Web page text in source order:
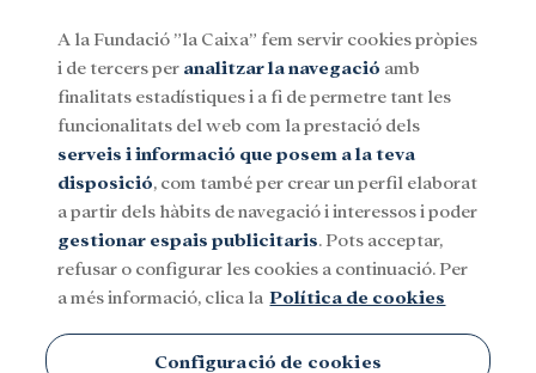
Menu
SocialInvestigació i bequesCultura
A la Fundació ”la Caixa” fem servir cookies pròpies
i de tercers per analitzar la navegació amb
finalitats estadístiques i a fi de permetre tant les
funcionalitats del web com la prestació dels
serveis i informació que posem a la teva
disposició, com també per crear un perfil elaborat
a partir dels hàbits de navegació i interessos i poder
gestionar espais publicitaris. Pots acceptar,
refusar o configurar les cookies a continuació. Per
a més informació, clica la Política de cookies
Configuració de cookies